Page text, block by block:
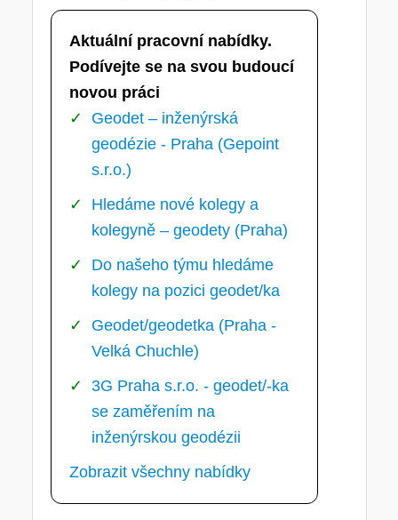
Aktuální pracovní nabídky.
Podívejte se na svou budoucí
novou práci
Geodet – inženýrská
geodézie - Praha (Gepoint
s.r.o.)
Hledáme nové kolegy a
kolegyně – geodety (Praha)
Do našeho týmu hledáme
kolegy na pozici geodet/ka
Geodet/geodetka (Praha -
Velká Chuchle)
3G Praha s.r.o. - geodet/-ka
se zaměřením na
inženýrskou geodézii
Zobrazit všechny nabídky